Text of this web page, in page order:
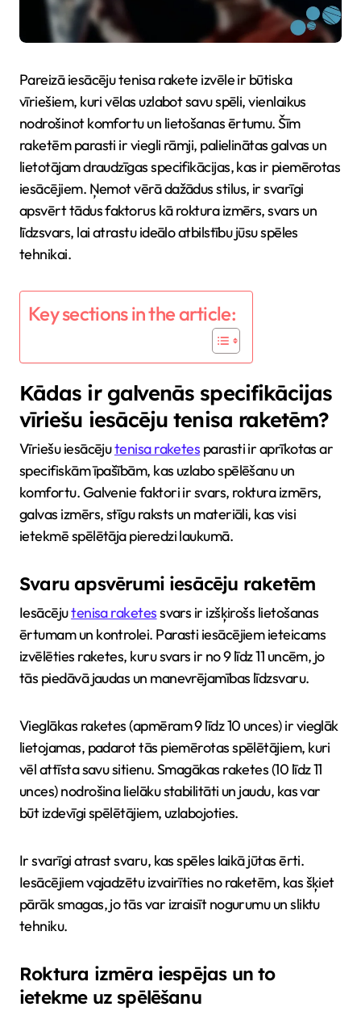
Pareizā iesācēju tenisa rakete izvēle ir būtiska
vīriešiem, kuri vēlas uzlabot savu spēli, vienlaikus
nodrošinot komfortu un lietošanas ērtumu. Šīm
raketēm parasti ir viegli rāmji, palielinātas galvas un
lietotājam draudzīgas specifikācijas, kas ir piemērotas
iesācējiem. Ņemot vērā dažādus stilus, ir svarīgi
apsvērt tādus faktorus kā roktura izmērs, svars un
līdzsvars, lai atrastu ideālo atbilstību jūsu spēles
tehnikai.
Key sections in the article:
Kādas ir galvenās specifikācijas
vīriešu iesācēju tenisa raketēm?
Vīriešu iesācējutenisa raketes parasti ir aprīkotas ar
specifiskām īpašībām, kas uzlabo spēlēšanu un
komfortu. Galvenie faktori ir svars, roktura izmērs,
galvas izmērs, stīgu raksts un materiāli, kas visi
ietekmē spēlētāja pieredzi laukumā.
Svaru apsvērumi iesācēju raketēm
Iesācējutenisa raketessvars ir izšķirošs lietošanas
ērtumam un kontrolei. Parasti iesācējiem ieteicams
izvēlēties raketes, kuru svars ir no 9 līdz 11 uncēm, jo
tās piedāvā jaudas un manevrējamības līdzsvaru.
Vieglākas raketes (apmēram 9 līdz 10 unces) ir vieglāk
lietojamas, padarot tās piemērotas spēlētājiem, kuri
vēl attīsta savu sitienu. Smagākas raketes (10 līdz 11
unces) nodrošina lielāku stabilitāti un jaudu, kas var
būt izdevīgi spēlētājiem, uzlabojoties.
Ir svarīgi atrast svaru, kas spēles laikā jūtas ērti.
Iesācējiem vajadzētu izvairīties no raketēm, kas šķiet
pārāk smagas, jo tās var izraisīt nogurumu un sliktu
tehniku.
Roktura izmēra iespējas un to
ietekme uz spēlēšanu